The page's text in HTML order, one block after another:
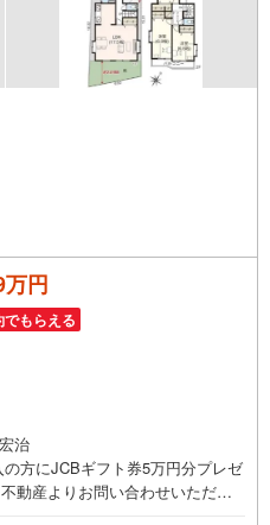
円
でもらえる
治
方にJCBギフト券5万円分プレゼ
動産よりお問い合わせいただい